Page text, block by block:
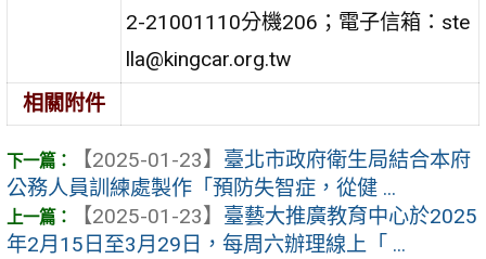
2-21001110分機206；電子信箱：ste
lla@kingcar.org.tw
相關附件
【2025-01-23】 臺北市政府衛生局結合本府
公務人員訓練處製作「預防失智症，從健 ...
【2025-01-23】 臺藝大推廣教育中心於2025
年2月15日至3月29日，每周六辦理線上「 ...